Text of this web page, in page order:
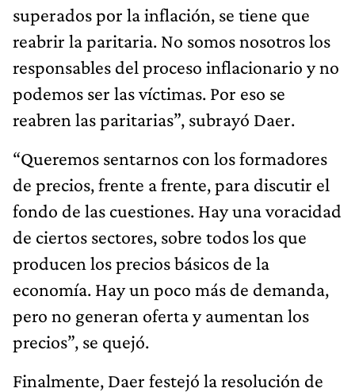
superados por la inflación, se tiene que
reabrir la paritaria. No somos nosotros los
responsables del proceso inflacionario y no
podemos ser las víctimas. Por eso se
reabren las paritarias”, subrayó Daer.
“Queremos sentarnos con los formadores
de precios, frente a frente, para discutir el
fondo de las cuestiones. Hay una voracidad
de ciertos sectores, sobre todos los que
producen los precios básicos de la
economía. Hay un poco más de demanda,
pero no generan oferta y aumentan los
precios”, se quejó.
Finalmente, Daer festejó la resolución de